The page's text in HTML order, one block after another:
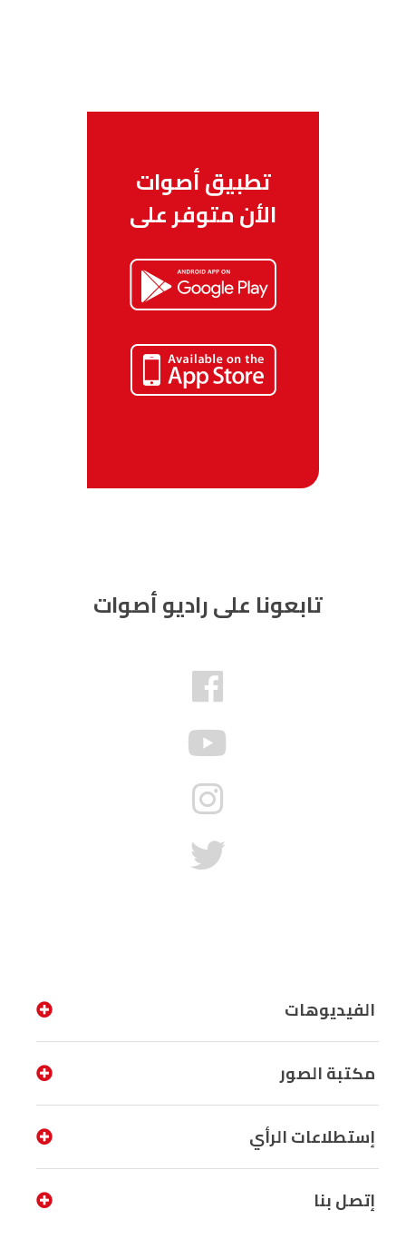
تطبيق أصوات
الأن متوفر على
تابعونا على راديو أصوات
الفيديوهات
مكتبة الصور
إستطلاعات الرأي
إتصل بنا